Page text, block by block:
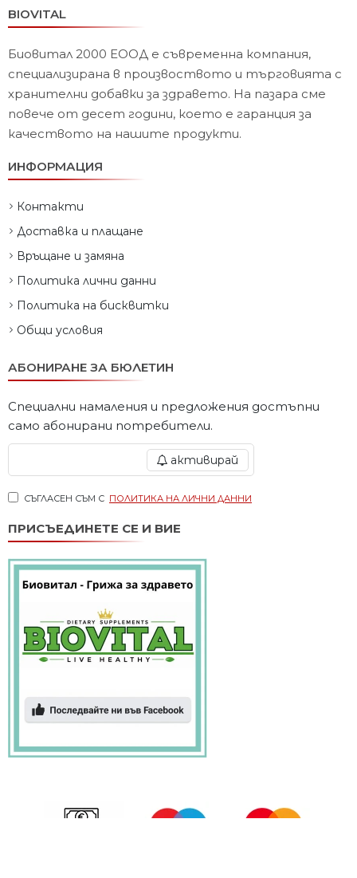
BIOVITAL
Биовитал 2000 ЕООД е съвременна компания,
специализирана в произвоството и търговията с
хранителни добавки за здравето. На пазара сме
повече от десет години, което е гаранция за
качеството на нашите продукти.
ИНФОРМАЦИЯ
Контакти
Доставка и плащане
Връщане и замяна
Политика лични данни
Политика на бисквитки
Общи условия
АБОНИРАНЕ ЗА БЮЛЕТИН
Специални намаления и предложения достъпни
само абонирани потребители.
активирай
СЪГЛАСЕН СЪМ С ПОЛИТИКА НА ЛИЧНИ ДАННИ
ПРИСЪЕДИНЕТЕ СЕ И ВИЕ